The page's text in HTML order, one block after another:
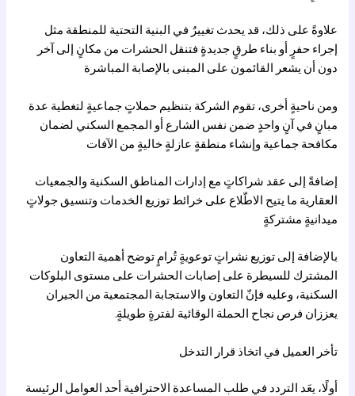
علاوةً على ذلك، قد يحدث تغييرٌ في البنية التحتية للمنطقة مثل
إجراء حفرٍ أو بناء طرقٍ جديدةٍ فتنقل الحشرات من مكانٍ إلى آخر
دون أن يشعر القائمون على المبنى بالإصابة المباشرة
ومن ناحيةٍ أخرى، تقوم الشركة بتنظيم حملاتٍ جماعيةٍ لتغطية عدة
مبانٍ في آنٍ واحدٍ ضمن نفس الشارع أو المجمع السكني لضمان
مكافحة جماعية وإنشاء منطقةٍ عازلةٍ خاليةٍ من الآفات
إضافةً إلى عقد شراكاتٍ مع إدارات المناطق السكنية والجمعيات
العقارية ما يتيح الاطّلاع على خرائط توزيع الخدمات وتنسيق جولاتٍ
ميدانيةٍ مشتركةٍ
بالإضافة إلى توزيع نشراتٍ توعويةٍ تُرامٍ توضح أهمية التعاون
المشترك للسيطرة على إصابات الحشرات على مستوى البلوكات
السكنية، وعليه فإنّ التعاون والاستجابة المجتمعية من الجيران
يعززان فرص نجاح الحملة الوقائية لفترةٍ طويلةٍ.
تأخر العميل في اتخاذ قرار التدخل
أولًا، يعَد التردد في طلب المساعدة الاحترافية أحد العوامل الرئيسة